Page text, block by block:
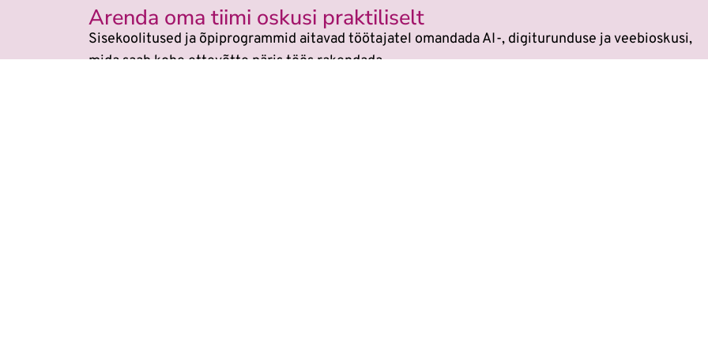
Arenda oma tiimi oskusi praktiliselt
Sisekoolitused ja õpiprogrammid aitavad töötajatel omandada AI-, digiturunduse ja veebioskusi,
mida saab kohe ettevõtte päris töös rakendada.